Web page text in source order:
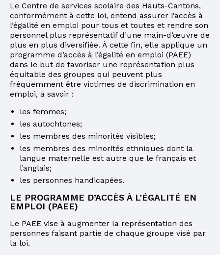
Le Centre de services scolaire des Hauts-Cantons,
conformément à cette loi, entend assurer l’accès à
l’égalité en emploi pour tous et toutes et rendre son
personnel plus représentatif d’une main-d’œuvre de
plus en plus diversifiée. À cette fin, elle applique un
programme d’accès à l’égalité en emploi (PAEE)
dans le but de favoriser une représentation plus
équitable des groupes qui peuvent plus
fréquemment être victimes de discrimination en
emploi, à savoir :
les femmes;
les autochtones;
les membres des minorités visibles;
les membres des minorités ethniques dont la
langue maternelle est autre que le français et
l’anglais;
les personnes handicapées.
LE PROGRAMME D’ACCÈS À L’ÉGALITÉ EN
EMPLOI (PAEE)
Le PAEE vise à augmenter la représentation des
personnes faisant partie de chaque groupe visé par
la loi.